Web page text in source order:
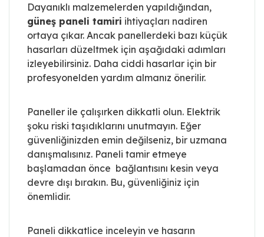
Dayanıklı malzemelerden yapıldığından,
güneş paneli tamiri ihtiyaçları nadiren
ortaya çıkar. Ancak panellerdeki bazı küçük
hasarları düzeltmek için aşağıdaki adımları
izleyebilirsiniz. Daha ciddi hasarlar için bir
profesyonelden yardım almanız önerilir.
Paneller ile çalışırken dikkatli olun. Elektrik
şoku riski taşıdıklarını unutmayın. Eğer
güvenliğinizden emin değilseniz, bir uzmana
danışmalısınız. Paneli tamir etmeye
başlamadan önce bağlantısını kesin veya
devre dışı bırakın. Bu, güvenliğiniz için
önemlidir.
Paneli dikkatlice inceleyin ve hasarın